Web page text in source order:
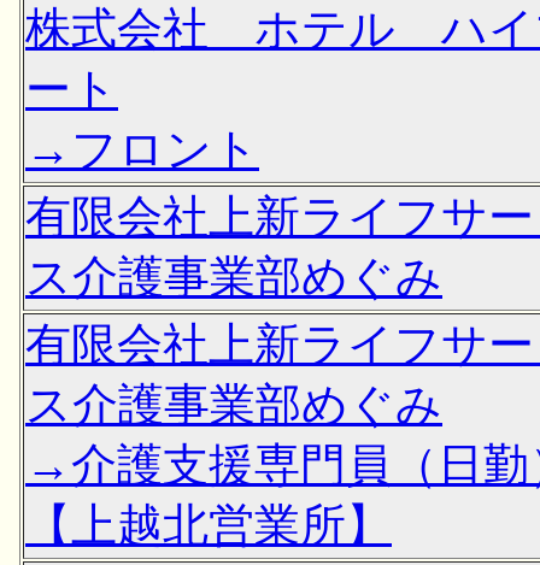
株式会社 ホテル ハイ
ート
→フロント
有限会社上新ライフサ
ス介護事業部めぐみ
有限会社上新ライフサ
ス介護事業部めぐみ
→介護支援専門員（日勤
【上越北営業所】